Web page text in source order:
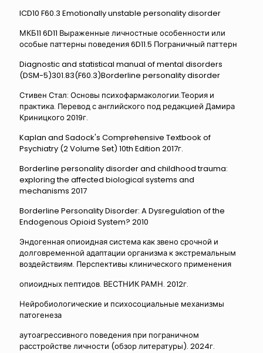
ICD10 F60.3 Emotionally unstable personality disorder
МКБ11 6D11 Выраженные личностные особенности или
особые паттерны поведения 6D11.5 Пограничный паттерн
Diagnostic and statistical manual of mental disorders
(DSM-5)301.83(F60.3)Borderline personality disorder
Стивен Стал: Основы психофармакологии.Теория и
практика. Перевод с английского под редакцией Дамира
Криницкого 2019г.
Kaplan and Sadock's Comprehensive Textbook of
Psychiatry (2 Volume Set) 10th Edition 2017г.
Borderline personality disorder and childhood trauma:
exploring the affected biological systems and
mechanisms 2017
Borderline Personality Disorder: A Dysregulation of the
Endogenous Opioid System? 2010
Эндогенная опиоидная система как звено срочной и
долговременной адаптации организма к экстремальным
воздействиям. Перспективы клинического применения
опиоидных пептидов. ВЕСТНИК РАМН. 2012г.
Нейробиологические и психосоциальные механизмы
патогенеза
аутоагрессивного поведения при пограничном
расстройстве личности (обзор литературы). 2024г.